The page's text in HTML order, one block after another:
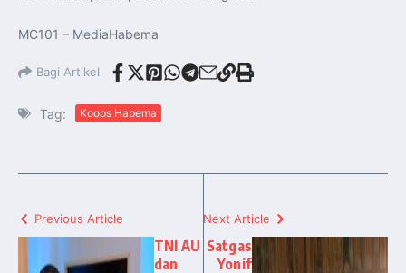
MC101 – MediaHabema
Bagi Artikel
Tag: Koops Habema
Previous Article
TNI AU
dan
Next Article
Satgas
Yonif